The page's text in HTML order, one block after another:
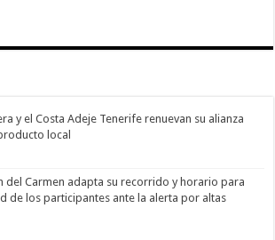
y el Costa Adeje Tenerife renuevan su alianza
local
del Carmen adapta su recorrido y horario para
de los participantes ante la alerta por altas